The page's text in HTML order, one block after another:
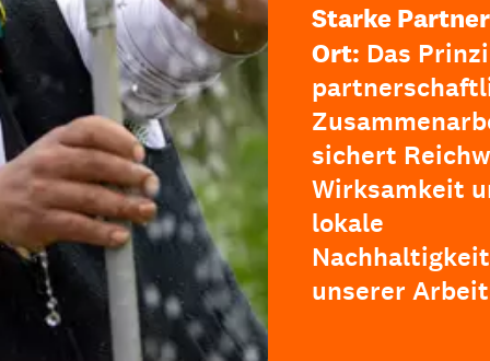
Starke
Ort: Das
sichert
Wirksamkeit
lokale
Nachhaltigkeit
unserer